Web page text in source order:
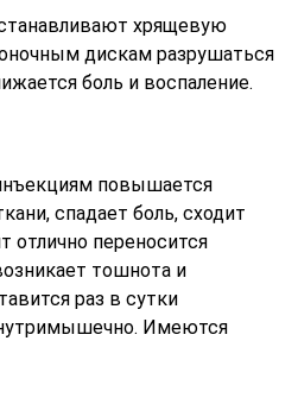
хрящевую
дискам разрушаться
боль и воспаление.
повышается
спадает боль, сходит
отлично переносится
тошнота и
раз в сутки
Имеются